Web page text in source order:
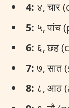
4: ४, चार
5: ५, पांच
6: ६, छह
7: ७, सात
8: ८, आठ